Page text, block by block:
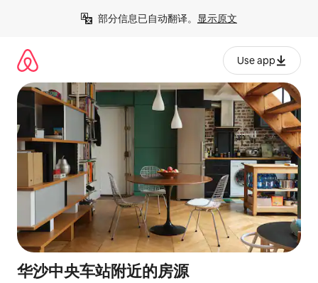
部分信息已自动翻译。 显示原文
Use app
华沙中央车站附近的房源